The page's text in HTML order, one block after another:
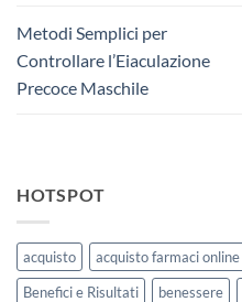
Metodi Semplici per
Controllare l’Eiaculazione
Precoce Maschile
HOTSPOT
acquisto acquisto farmaci online
Benefici e Risultati
benessere